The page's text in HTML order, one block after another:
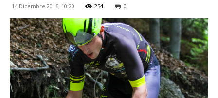
14 Dicembre 2016, 10:20 254 0